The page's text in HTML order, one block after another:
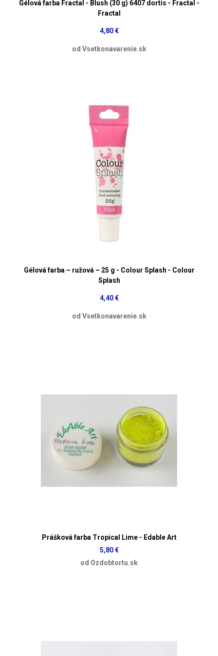
Gélová farba Fractal - Blush (30 g) 6407 dortis - Fractal -
Fractal
4,80 €
od Vsetkonavarenie.sk
Gélová farba – ružová – 25 g - Colour Splash - Colour
Splash
4,40 €
od Vsetkonavarenie.sk
Prášková farba Tropical Lime - Edable Art
5,80 €
od Ozdobtortu.sk